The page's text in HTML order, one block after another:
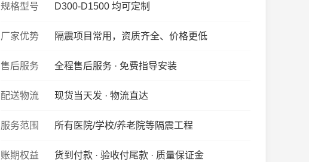
规格型号 D300-D1500 均可定制
厂家优势 隔震项目常用，资质齐全、价格更低
售后服务 全程售后服务 · 免费指导安装
配送物流 现货当天发 · 物流直达
服务范围 所有医院/学校/养老院等隔震工程
账期权益 货到付款 · 验收付尾款 · 质量保证金